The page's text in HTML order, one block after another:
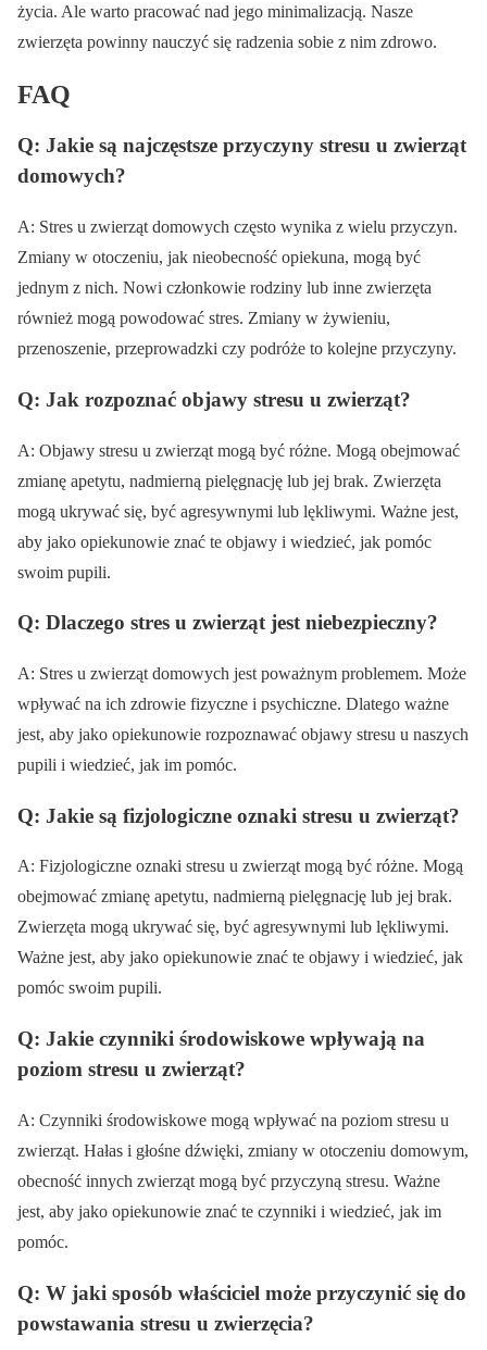
życia. Ale warto pracować nad jego minimalizacją. Nasze
zwierzęta powinny nauczyć się radzenia sobie z nim zdrowo.
FAQ
Q: Jakie są najczęstsze przyczyny stresu u zwierząt
domowych?
A: Stres u zwierząt domowych często wynika z wielu przyczyn.
Zmiany w otoczeniu, jak nieobecność opiekuna, mogą być
jednym z nich. Nowi członkowie rodziny lub inne zwierzęta
również mogą powodować stres. Zmiany w żywieniu,
przenoszenie, przeprowadzki czy podróże to kolejne przyczyny.
Q: Jak rozpoznać objawy stresu u zwierząt?
A: Objawy stresu u zwierząt mogą być różne. Mogą obejmować
zmianę apetytu, nadmierną pielęgnację lub jej brak. Zwierzęta
mogą ukrywać się, być agresywnymi lub lękliwymi. Ważne jest,
aby jako opiekunowie znać te objawy i wiedzieć, jak pomóc
swoim pupili.
Q: Dlaczego stres u zwierząt jest niebezpieczny?
A: Stres u zwierząt domowych jest poważnym problemem. Może
wpływać na ich zdrowie fizyczne i psychiczne. Dlatego ważne
jest, aby jako opiekunowie rozpoznawać objawy stresu u naszych
pupili i wiedzieć, jak im pomóc.
Q: Jakie są fizjologiczne oznaki stresu u zwierząt?
A: Fizjologiczne oznaki stresu u zwierząt mogą być różne. Mogą
obejmować zmianę apetytu, nadmierną pielęgnację lub jej brak.
Zwierzęta mogą ukrywać się, być agresywnymi lub lękliwymi.
Ważne jest, aby jako opiekunowie znać te objawy i wiedzieć, jak
pomóc swoim pupili.
Q: Jakie czynniki środowiskowe wpływają na
poziom stresu u zwierząt?
A: Czynniki środowiskowe mogą wpływać na poziom stresu u
zwierząt. Hałas i głośne dźwięki, zmiany w otoczeniu domowym,
obecność innych zwierząt mogą być przyczyną stresu. Ważne
jest, aby jako opiekunowie znać te czynniki i wiedzieć, jak im
pomóc.
Q: W jaki sposób właściciel może przyczynić się do
powstawania stresu u zwierzęcia?